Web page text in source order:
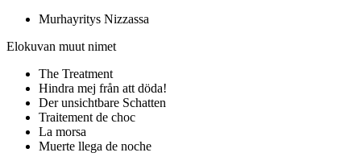
Murhayritys Nizzassa
Elokuvan muut nimet
The Treatment
Hindra mej från att döda!
Der unsichtbare Schatten
Traitement de choc
La morsa
Muerte llega de noche